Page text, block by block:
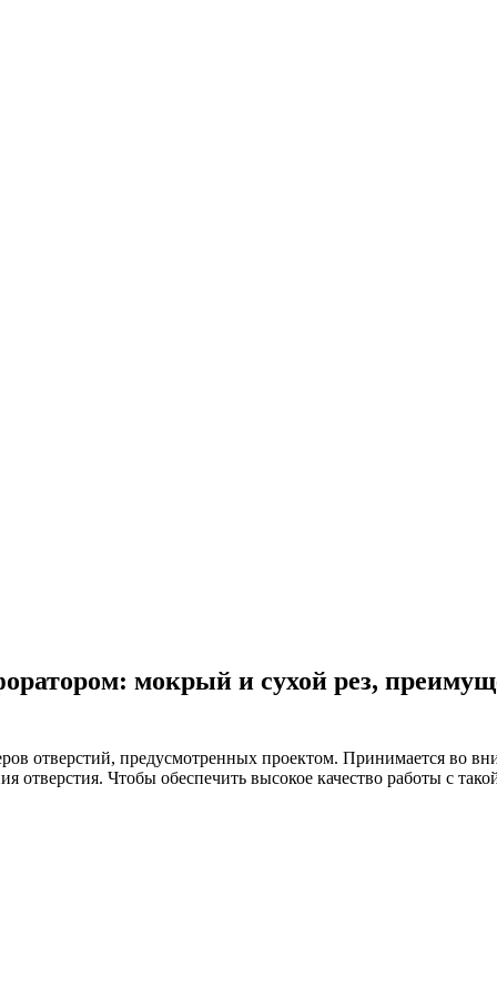
мокрый и сухой рез,
отверстий, предусмотренных проектом. Принимается во
отверстия. Чтобы обеспечить высокое качество работы с